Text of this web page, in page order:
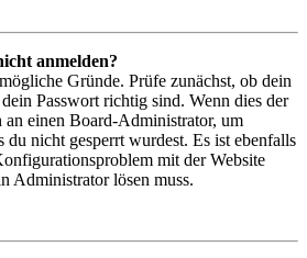
anmelden?
Gründe. Prüfe zunächst, ob dein
Passwort richtig sind. Wenn dies der
einen Board-Administrator, um
du nicht gesperrt wurdest. Es ist ebenfalls
mit der Website
Administrator lösen muss.